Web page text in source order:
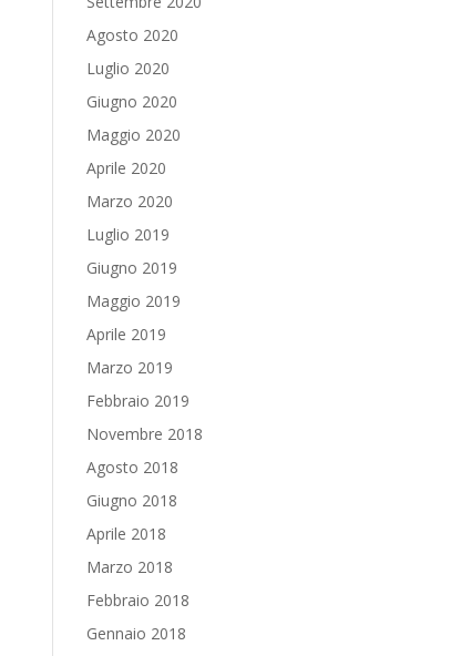
Agosto 2020
Luglio 2020
Giugno 2020
Maggio 2020
Aprile 2020
Marzo 2020
Luglio 2019
Giugno 2019
Maggio 2019
Aprile 2019
Marzo 2019
Febbraio 2019
Novembre 2018
Agosto 2018
Giugno 2018
Aprile 2018
Marzo 2018
Febbraio 2018
Gennaio 2018